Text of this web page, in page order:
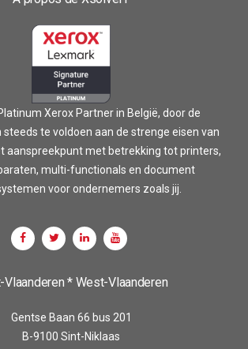
Xerox Partner in België, door de
te voldoen aan de strenge eisen van
aanspreekpunt met betrekking tot printers,
multi-functionals en document
voor ondernemers zoals jij.
Vlaanderen * West-Vlaanderen
Gentse Baan 66 bus 201
B-9100 Sint-Niklaas